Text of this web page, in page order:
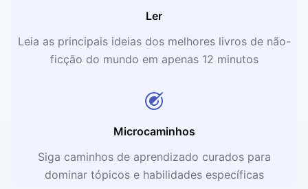
Ler
Leia as principais ideias dos melhores livros de não-
ficção do mundo em apenas 12 minutos
Microcaminhos
Siga caminhos de aprendizado curados para
dominar tópicos e habilidades específicas